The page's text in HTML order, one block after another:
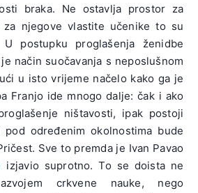
braka. Ne ostavlja prostor za
njegove vlastite učenike to su
postupku proglašenja ženidbe
način suočavanja s neposlušnom
u isto vrijeme načelo kako ga je
Franjo ide mnogo dalje: čak i ako
ništavosti, ipak postoji
pod određenim okolnostima bude
Sve to premda je Ivan Pavao
izjavio suprotno. To se doista ne
crkvene nauke, nego